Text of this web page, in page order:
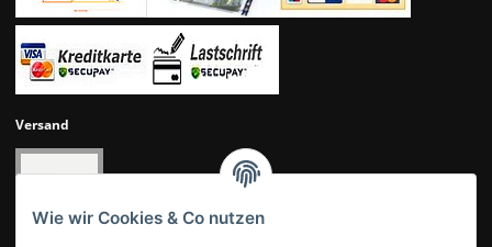
Wie wir Cookies & Co nutzen
Versand